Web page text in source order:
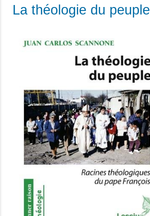
La théologie du peuple